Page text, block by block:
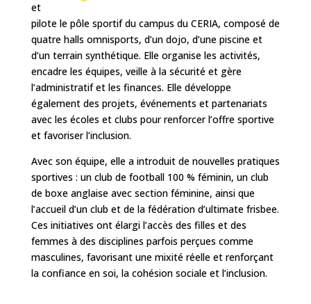
et
pilote le pôle sportif du campus du CERIA, composé de
quatre halls omnisports, d’un dojo, d’une piscine et
d’un terrain synthétique. Elle organise les activités,
encadre les équipes, veille à la sécurité et gère
l’administratif et les finances. Elle développe
également des projets, événements et partenariats
avec les écoles et clubs pour renforcer l’offre sportive
et favoriser l’inclusion.
Avec son équipe, elle a introduit de nouvelles pratiques
sportives : un club de football 100 % féminin, un club
de boxe anglaise avec section féminine, ainsi que
l’accueil d’un club et de la fédération d’ultimate frisbee.
Ces initiatives ont élargi l’accès des filles et des
femmes à des disciplines parfois perçues comme
masculines, favorisant une mixité réelle et renforçant
la confiance en soi, la cohésion sociale et l’inclusion.